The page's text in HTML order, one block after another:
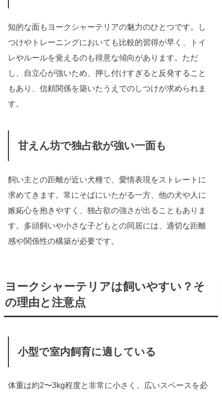
知的な面もヨークシャーテリアの魅力のひとつです。し
つけやトレーニングにおいても比較的習得が早く、トイ
レやルールを覚えるのも得意な傾向があります。ただ
し、自立心が強いため、押し付けすぎると反発すること
もあり、信頼関係を築いたうえでのしつけが求められま
す。
甘えん坊で独占欲が強い一面も
飼い主との距離が近い犬種で、愛情表現をストレートに
求めてきます。常にそばにいたがる一方、他の犬や人に
嫉妬心を抱きやすく、独占欲の強さが出ることもありま
す。多頭飼いや小さな子どもとの同居には、適切な距離
感や関係性の構築が必要です。
ヨークシャーテリアは飼いやすい？そ
の理由と注意点
小型で室内飼育に適している
体重は約2〜3kg程度と非常に小さく、広いスペースを必